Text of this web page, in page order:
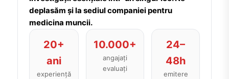
deplasăm și la sediul companiei pentru
medicina muncii.
20+
ani
experiență
10.000+
angajați
evaluați
24–
48h
emitere